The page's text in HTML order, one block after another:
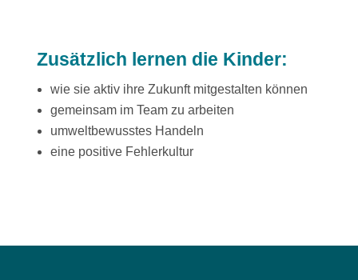
Zusätzlich lernen die Kinder:
wie sie aktiv ihre Zukunft mitgestalten können
gemeinsam im Team zu arbeiten
umweltbewusstes Handeln
eine positive Fehlerkultur